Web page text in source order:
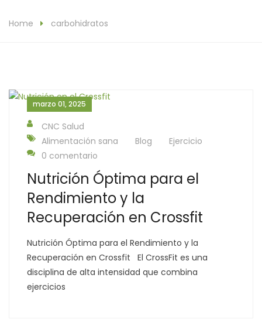
Home carbohidratos
marzo 01, 2025
CNC Salud
Alimentación sana
Blog
Ejercicio
0 comentario
Nutrición Óptima para el
Rendimiento y la
Recuperación en Crossfit
Nutrición Óptima para el Rendimiento y la
Recuperación en Crossfit El CrossFit es una
disciplina de alta intensidad que combina
ejercicios